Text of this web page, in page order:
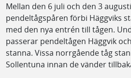
Mellan den 6 juli och den 3
pendeltågspåren förbi Häggviks
med den nya entrén till tågen.
passerar pendeltågen Häggvik
stanna. Vissa norrgående tåg
Sollentuna innan de vänder